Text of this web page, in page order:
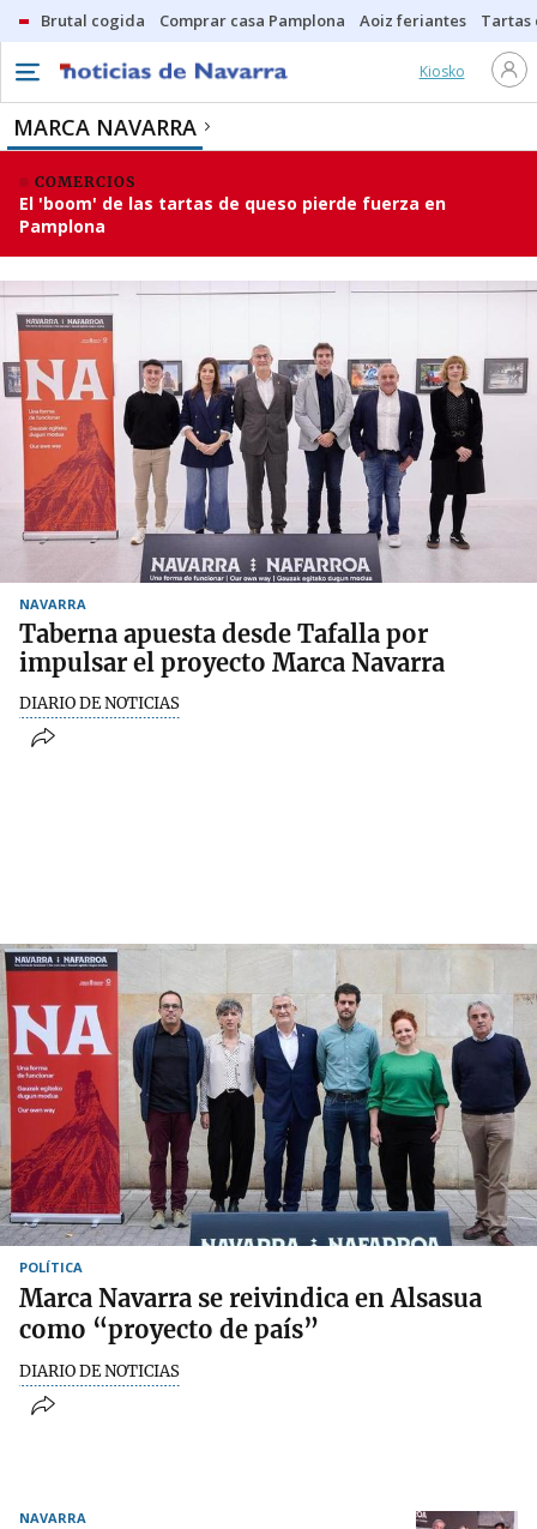
Brutal cogida Comprar casa Pamplona Aoiz feriantes Tartas
Kiosko
MARCA NAVARRA
COMERCIOS
El 'boom' de las tartas de queso pierde fuerza en
Pamplona
NAVARRA
Taberna apuesta desde Tafalla por
impulsar el proyecto Marca Navarra
DIARIO DE NOTICIAS
POLÍTICA
Marca Navarra se reivindica en Alsasua
como “proyecto de país”
DIARIO DE NOTICIAS
NAVARRA